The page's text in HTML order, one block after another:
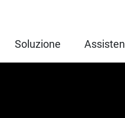
Soluzione